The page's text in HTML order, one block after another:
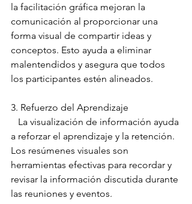
la facilitación gráfica mejoran la
comunicación al proporcionar una
forma visual de compartir ideas y
conceptos. Esto ayuda a eliminar
malentendidos y asegura que todos
los participantes estén alineados.
3. Refuerzo del Aprendizaje
La visualización de información ayuda
a reforzar el aprendizaje y la retención.
Los resúmenes visuales son
herramientas efectivas para recordar y
revisar la información discutida durante
las reuniones y eventos.